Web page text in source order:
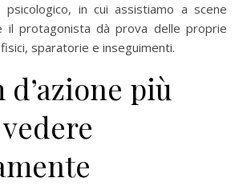
psicologico, in cui assistiamo a scene
il protagonista dà prova delle proprie
sparatorie e inseguimenti.
più